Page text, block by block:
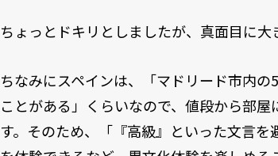
ちょっとドキリとしましたが、真面目に大
ちなみにスペインは、「マドリード市内
ことがある」くらいなので、値段から部
す。そのため、「『高級』といった文言